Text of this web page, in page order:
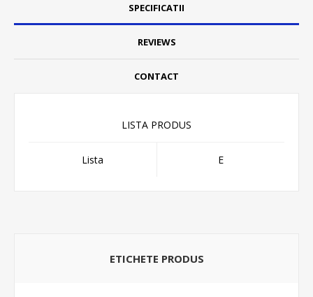
SPECIFICATII
REVIEWS
CONTACT
LISTA PRODUS
Lista E
ETICHETE PRODUS